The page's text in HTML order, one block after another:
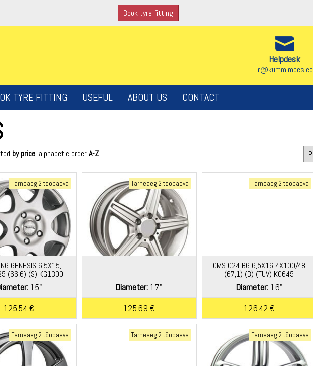
Book tyre fitting
Helpdesk
ir@kummimees.ee
TYRE FITTING USEFUL ABOUT US CONTACT
by price, alphabetic orderA-Z
Tarneaeg 2 tööpäeva
GENESIS 6,5X15,
(66,6) (S) KG1300
15"
125.54 €
Tarneaeg 2 tööpäeva
Diameter: 17"
125.69 €
Tarneaeg 2 tööpäeva
CMS C24 BG 6,5X16 4X100/48
(67,1) (B) (TUV) KG645
Diameter:16"
126.42 €
Tarneaeg 2 tööpäeva Tarneaeg 2 tööpäeva Tarneaeg 2 tööpäeva